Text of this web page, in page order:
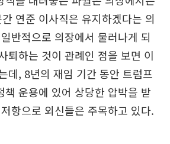
연준 이사직은 유지하겠다는 의
반적으로 의장에서 물러나게 되
퇴하는 것이 관례인 점을 보면 이
데, 8년의 재임 기간 동안 트럼프
책 운용에 있어 상당한 압박을 받
항으로 외신들은 주목하고 있다.